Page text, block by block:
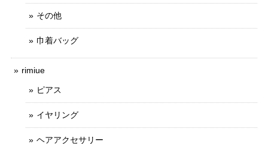
その他
巾着バッグ
rimiue
ピアス
イヤリング
ヘアアクセサリー